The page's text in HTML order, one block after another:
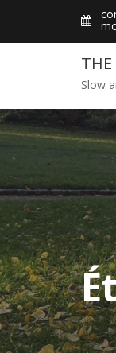
content
Slow